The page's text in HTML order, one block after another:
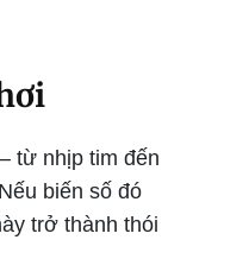
từ nhịp tim đến
biến số đó
trở thành thói